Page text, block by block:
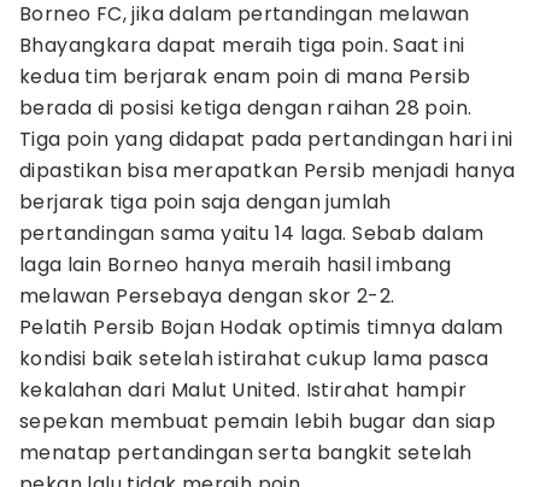
Borneo FC, jika dalam pertandingan melawan
Bhayangkara dapat meraih tiga poin. Saat ini
kedua tim berjarak enam poin di mana Persib
berada di posisi ketiga dengan raihan 28 poin.
Tiga poin yang didapat pada pertandingan hari ini
dipastikan bisa merapatkan Persib menjadi hanya
berjarak tiga poin saja dengan jumlah
pertandingan sama yaitu 14 laga. Sebab dalam
laga lain Borneo hanya meraih hasil imbang
melawan Persebaya dengan skor 2-2.
Pelatih Persib Bojan Hodak optimis timnya dalam
kondisi baik setelah istirahat cukup lama pasca
kekalahan dari Malut United. Istirahat hampir
sepekan membuat pemain lebih bugar dan siap
menatap pertandingan serta bangkit setelah